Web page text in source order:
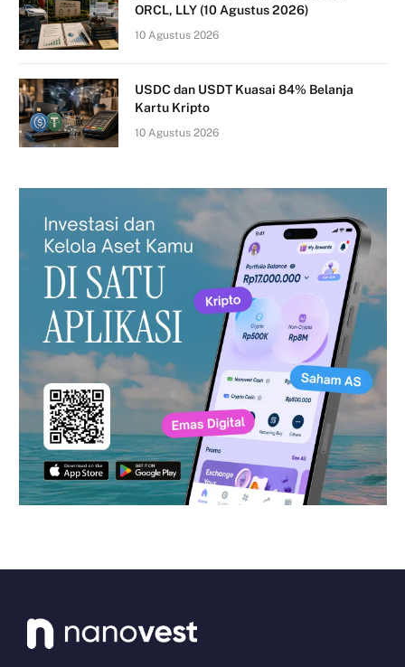
ORCL, LLY (10 Agustus 2026)
10 Agustus 2026
USDC dan USDT Kuasai 84% Belanja
Kartu Kripto
10 Agustus 2026